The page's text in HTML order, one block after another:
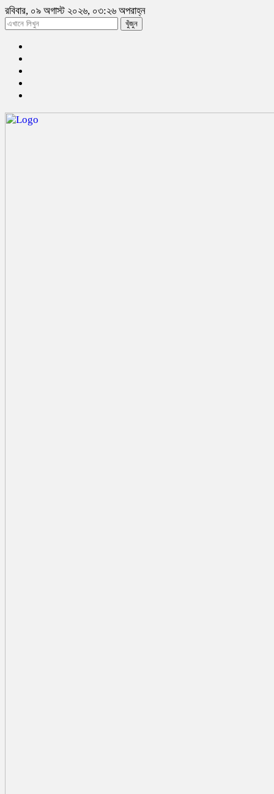
রবিবার, ০৯ অগাস্ট ২০২৬, ০৩:২৬ অপরাহ্ন
খুঁজুন